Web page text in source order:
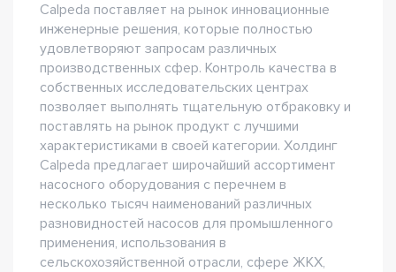
Calpeda поставляет на рынок инновационные
инженерные решения, которые полностью
удовлетворяют запросам различных
производственных сфер. Контроль качества в
собственных исследовательских центрах
позволяет выполнять тщательную отбраковку и
поставлять на рынок продукт с лучшими
характеристиками в своей категории. Холдинг
Calpeda предлагает широчайший ассортимент
насосного оборудования с перечнем в
несколько тысяч наименований различных
разновидностей насосов для промышленного
применения, использования в
сельскохозяйственной отрасли, сфере ЖКХ,